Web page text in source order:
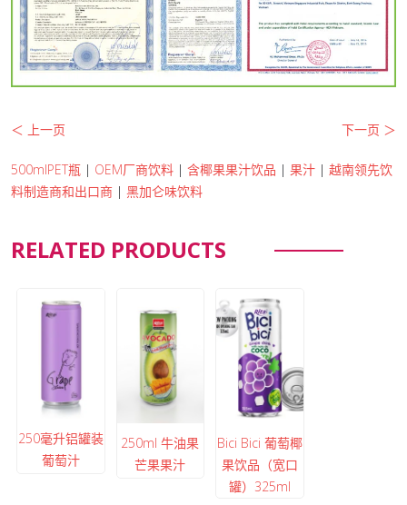
＜ 上一页 下一页 ＞
500mlPET瓶 | OEM厂商饮料 | 含椰果果汁饮品 | 果汁 | 越南领先饮
料制造商和出口商 | 黑加仑味饮料
RELATED PRODUCTS
250毫升铝罐装
葡萄汁
250ml 牛油果
芒果果汁
Bici Bici 葡萄椰
果饮品（宽口
罐）325ml